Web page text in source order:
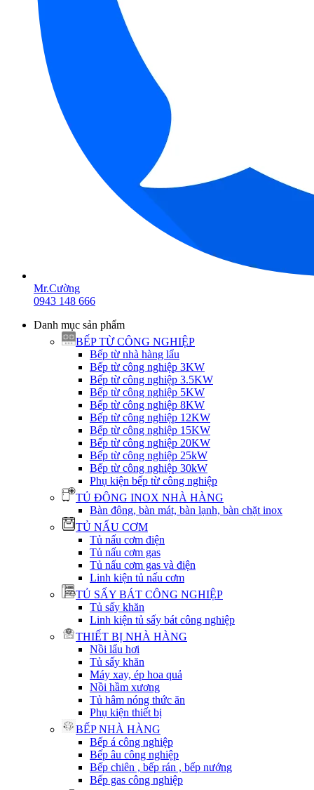
Mr.Cường
0943 148 666
Danh mục sản phẩm
BẾP TỪ CÔNG NGHIỆP
Bếp từ nhà hàng lẩu
Bếp từ công nghiệp 3KW
Bếp từ công nghiệp 3.5KW
Bếp từ công nghiệp 5KW
Bếp từ công nghiệp 8KW
Bếp từ công nghiệp 12KW
Bếp từ công nghiệp 15KW
Bếp từ công nghiệp 20KW
Bếp từ công nghiệp 25kW
Bếp từ công nghiệp 30kW
Phụ kiện bếp từ công nghiệp
TỦ ĐÔNG INOX NHÀ HÀNG
Bàn đông, bàn mát, bàn lạnh, bàn chặt inox
TỦ NẤU CƠM
Tủ nấu cơm điện
Tủ nấu cơm gas
Tủ nấu cơm gas và điện
Linh kiện tủ nấu cơm
TỦ SẤY BÁT CÔNG NGHIỆP
Tủ sấy khăn
Linh kiện tủ sấy bát công nghiệp
THIẾT BỊ NHÀ HÀNG
Nồi lẩu hơi
Tủ sấy khăn
Máy xay, ép hoa quả
Nồi hầm xương
Tủ hâm nóng thức ăn
Phụ kiện thiết bị
BẾP NHÀ HÀNG
Bếp á công nghiệp
Bếp âu công nghiệp
Bếp chiên , bếp rán , bếp nướng
Bếp gas công nghiệp